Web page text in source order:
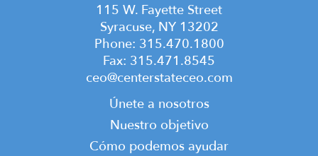
115 W. Fayette Street
Syracuse, NY 13202
Phone: 315.470.1800
Fax: 315.471.8545
ceo@centerstateceo.com
navigation
Únete a nosotros
Nuestro objetivo
Cómo podemos ayudar